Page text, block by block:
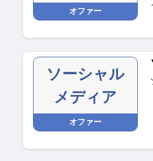
オファー
ソーシャル
メディア
オファー